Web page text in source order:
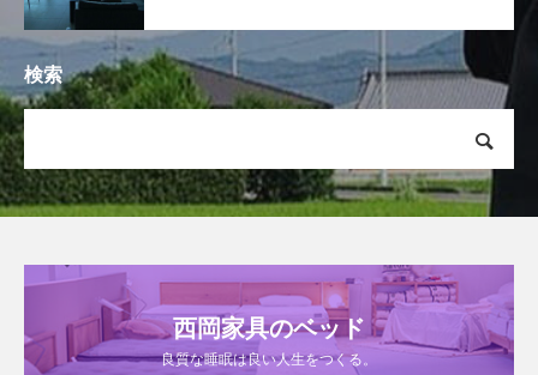
検索
西岡家具のベッド
良質な睡眠は良い人生をつくる。